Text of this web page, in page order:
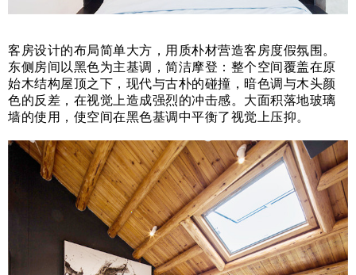
客房设计的布局简单大方，用质朴材营造客房度假氛围。
东侧房间以黑色为主基调，简洁摩登：整个空间覆盖在原
始木结构屋顶之下，现代与古朴的碰撞，暗色调与木头颜
色的反差，在视觉上造成强烈的冲击感。大面积落地玻璃
墙的使用，使空间在黑色基调中平衡了视觉上压抑。